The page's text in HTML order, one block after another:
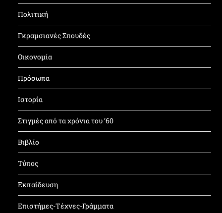
Πολιτική
Γκραμσιανές Σπουδές
Οικονομία
Πρόσωπα
Ιστορία
Στιγμές από τα χρόνια του ’60
Βιβλίο
Τύπος
Εκπαίδευση
Επιστήμες-Τέχνες-Γράμματα